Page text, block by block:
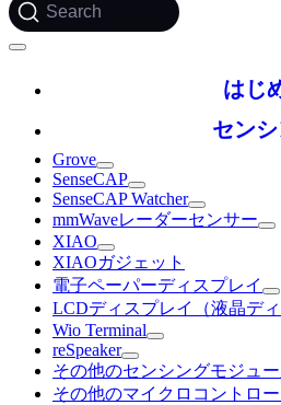
Search
はじ
セン
Grove
SenseCAP
SenseCAP Watcher
mmWaveレーダーセンサー
XIAO
XIAOガジェット
電子ペーパーディスプレイ
LCDディスプレイ（液晶ディ
Wio Terminal
reSpeaker
その他のセンシングモジュ
その他のマイクロコントロ